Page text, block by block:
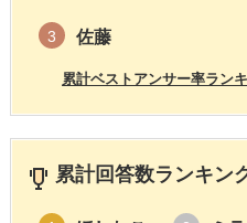
3 佐藤
累計ベストアンサー率ラン
累計回答数ランキン